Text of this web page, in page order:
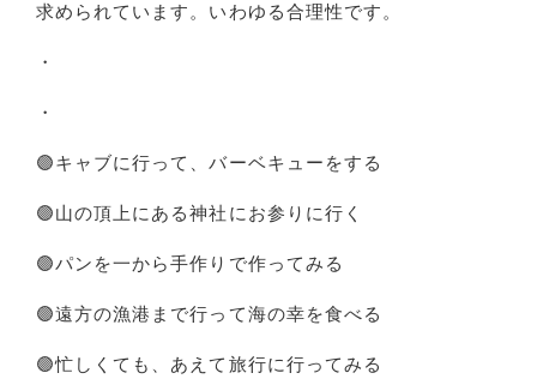
求められています。いわゆる合理性です。
・
・
🟣キャブに行って、バーベキューをする
🟣山の頂上にある神社にお参りに行く
🟣パンを一から手作りで作ってみる
🟣遠方の漁港まで行って海の幸を食べる
🟣忙しくても、あえて旅行に行ってみる